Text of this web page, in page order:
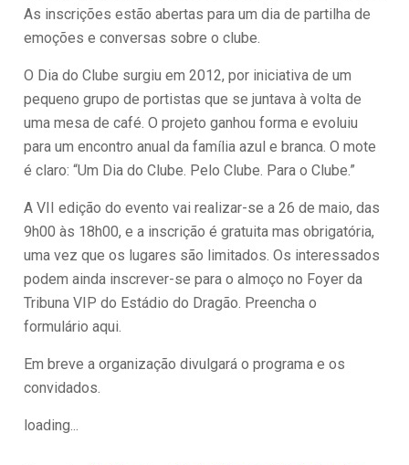
As inscrições estão abertas para um dia de partilha de
emoções e conversas sobre o clube.
O Dia do Clube surgiu em 2012, por iniciativa de um
pequeno grupo de portistas que se juntava à volta de
uma mesa de café. O projeto ganhou forma e evoluiu
para um encontro anual da família azul e branca. O mote
é claro: “Um Dia do Clube. Pelo Clube. Para o Clube.”
A VII edição do evento vai realizar-se a 26 de maio, das
9h00 às 18h00, e a inscrição é gratuita mas obrigatória,
uma vez que os lugares são limitados. Os interessados
podem ainda inscrever-se para o almoço no Foyer da
Tribuna VIP do Estádio do Dragão. Preencha o
formulário aqui.
Em breve a organização divulgará o programa e os
convidados.
loading...